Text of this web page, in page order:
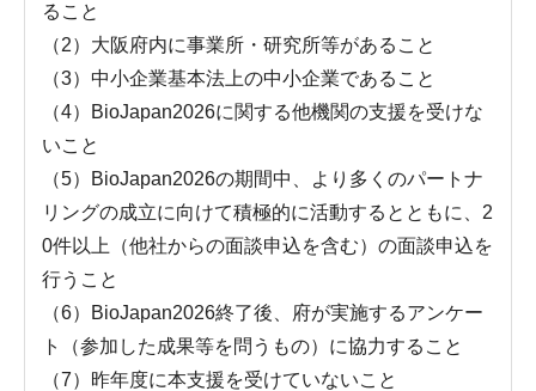
ること
（2）大阪府内に事業所・研究所等があること
（3）中小企業基本法上の中小企業であること
（4）BioJapan2026に関する他機関の支援を受けな
いこと
（5）BioJapan2026の期間中、より多くのパートナ
リングの成立に向けて積極的に活動するとともに、2
0件以上（他社からの面談申込を含む）の面談申込を
行うこと
（6）BioJapan2026終了後、府が実施するアンケー
ト（参加した成果等を問うもの）に協力すること
（7）昨年度に本支援を受けていないこと